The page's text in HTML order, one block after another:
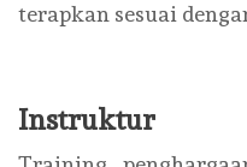
terapkan sesuai
Instruktur